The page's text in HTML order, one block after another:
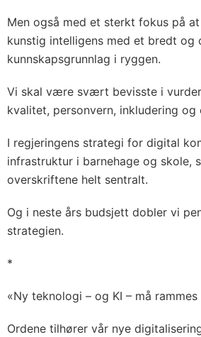
Men også med et sterkt fokus på
kunstig intelligens med et bredt og
kunnskapsgrunnlag i ryggen.
Vi skal være svært bevisste i
kvalitet, personvern, inkludering og
I regjeringens strategi for digital
infrastruktur i barnehage og skole,
overskriftene helt sentralt.
Og i neste års budsjett dobler vi
strategien.
*
«Ny teknologi – og KI – må
Ordene tilhører vår nye